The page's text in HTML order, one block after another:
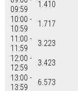
09:59
1.410
10:00 -
10:59
1.717
11:00 -
11:59
3.223
12:00 -
12:59
3.423
13:00 -
13:59
6.573